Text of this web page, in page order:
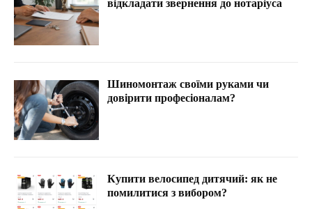
відкладати звернення до нотаріуса
Шиномонтаж своїми руками чи
довірити професіоналам?
Купити велосипед дитячий: як не
помилитися з вибором?